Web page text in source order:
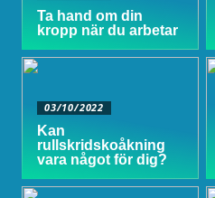
Ta hand om din
kropp när du arbetar
03/10/2022
Kan
rullskridskoåkning
vara något för dig?